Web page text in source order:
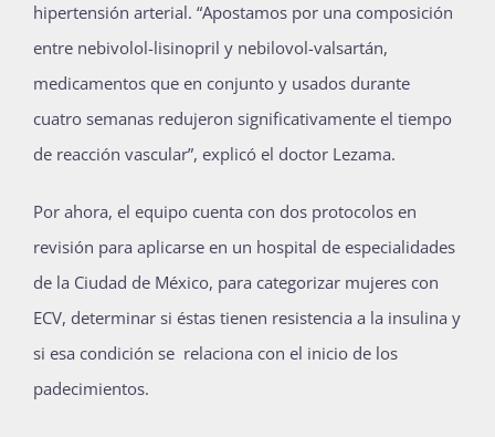
hipertensión arterial. “Apostamos por una composición
entre nebivolol-lisinopril y nebilovol-valsartán,
medicamentos que en conjunto y usados durante
cuatro semanas redujeron significativamente el tiempo
de reacción vascular”, explicó el doctor Lezama.
Por ahora, el equipo cuenta con dos protocolos en
revisión para aplicarse en un hospital de especialidades
de la Ciudad de México, para categorizar mujeres con
ECV, determinar si éstas tienen resistencia a la insulina y
si esa condición se relaciona con el inicio de los
padecimientos.